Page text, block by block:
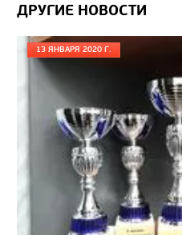
Цена по запросу
Производитель
Экологический класс
Грузоподъемность, кг
ДРУГИЕ НОВОСТИ
13 ЯНВАРЯ 2020 Г.